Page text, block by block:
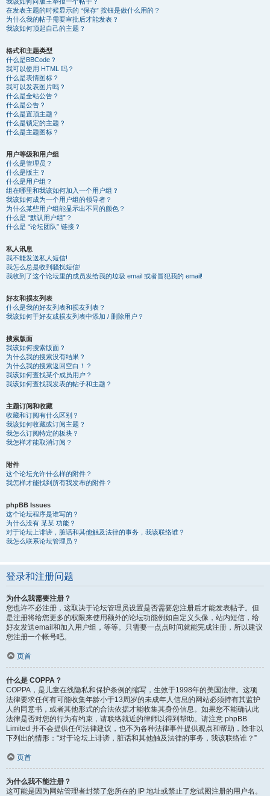
在发表主题的时候显示的 “保存” 按钮是做什么用的？
为什么我的帖子需要审批后才能发表？
我该如何顶起自己的主题？
格式和主题类型
什么是BBCode？
我可以使用 HTML 吗？
什么是表情图标？
我可以发表图片吗？
什么是全站公告？
什么是公告？
什么是置顶主题？
什么是锁定的主题？
什么是主题图标？
用户等级和用户组
什么是管理员？
什么是版主？
什么是用户组？
组在哪里和我该如何加入一个用户组？
我该如何成为一个用户组的领导者？
为什么某些用户组能显示出不同的颜色？
什么是 “默认用户组”？
什么是 “论坛团队” 链接？
私人讯息
我不能发送私人短信!
我怎么总是收到骚扰短信!
我收到了这个论坛里的成员发给我的垃圾 email 或者冒犯我的 email!
好友和损友列表
什么是我的好友列表和损友列表？
我该如何于好友或损友列表中添加 / 删除用户？
搜索版面
我该如何搜索版面？
为什么我的搜索没有结果？
为什么我的搜索返回空白！？
我该如何查找某个成员用户？
我该如何查找我发表的帖子和主题？
主题订阅和收藏
收藏和订阅有什么区别？
我该如何收藏或订阅主题？
我怎么订阅特定的板块？
我怎样才能取消订阅？
附件
这个论坛允许什么样的附件？
我怎样才能找到所有我发布的附件？
phpBB Issues
这个论坛程序是谁写的？
为什么没有 某某 功能？
对于论坛上诽谤，脏话和其他触及法律的事务，我该联络谁？
我怎么联系论坛管理员？
登录和注册问题
为什么我需要注册？
您也许不必注册，这取决于论坛管理员设置是否需要您注册后才能发表帖子。但
是注册将给您更多的权限来使用额外的论坛功能例如自定义头像，站内短信，给
好友发送email和加入用户组，等等。只需要一点点时间就能完成注册，所以建议
您注册一个帐号吧。
页首
什么是 COPPA？
COPPA，是儿童在线隐私和保护条例的缩写，生效于1998年的美国法律。这项
法律要求任何有可能收集年龄小于13周岁的未成年人信息的网站必须持有其监护
人的同意书，或者其他形式的合法依据才能收集其身份信息。如果您不能确认此
法律是否对您的行为有约束，请联络就近的律师以得到帮助。请注意 phpBB
Limited 并不会提供任何法律建议，也不为各种法律事件提供观点和帮助，除非以
下列出的情形：“对于论坛上诽谤，脏话和其他触及法律的事务，我该联络谁？”
页首
为什么我不能注册？
这可能是因为网站管理者封禁了您所在的 IP 地址或禁止了您试图注册的用户名。